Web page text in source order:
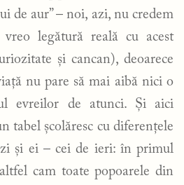
de aur” – noi, azi, nu credem
legătură reală cu acest
și cancan), deoarece
nu pare să mai aibă nici o
evreilor de atunci. Și aici
tabel școlăresc cu diferențele
și ei – cei de ieri: în primul
cam toate popoarele din